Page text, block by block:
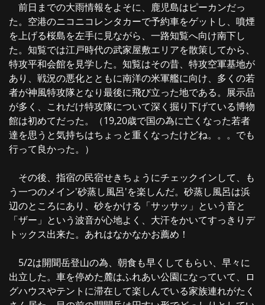
前日までの大雨情報をよそに、鹿児島はピーカンだっ
た。空港のニコニコレンタカーで予約車をゲットし、噴煙
を上げる桜島を左手に見ながら、一路知覧へ向け南下し
た。知覧では江戸時代の武家屋敷エリアを散策してから、
特攻平和会館を見学した。知覧はその昔、特攻空軍基地が
あり、戦況の悪化とともに南洋の米軍艦に向け、多くの若
者が神風特攻隊となり最後に飛び立った地である。展示品
が多く、これだけ特攻隊について深く掘り下げている博物
館は初めてだった。（19,20歳で国の為に亡くなった若者
達を思うと気持ちはちょっと重くなったけどね。。。でも
行って良かった。）
その後、指宿の民宿せきちょうにチェックインして、も
う一つのメイン'砂蒸し風呂'を楽しんだ。砂蒸し風呂は浜
辺のところにあり、砂をかける「サッサッ」という音と
「ザー」という波音が心地よく、大汗をかいてすっきりデ
トックス出来た。あれはなかなかお薦め！
5/2は開聞岳登山の為、朝食も早くしてもらい、早々に
出立した。車を停めた麓はふれあい公園になっていて、ロ
グハウスやテントに滞在して楽しんでいる家族連れがたく